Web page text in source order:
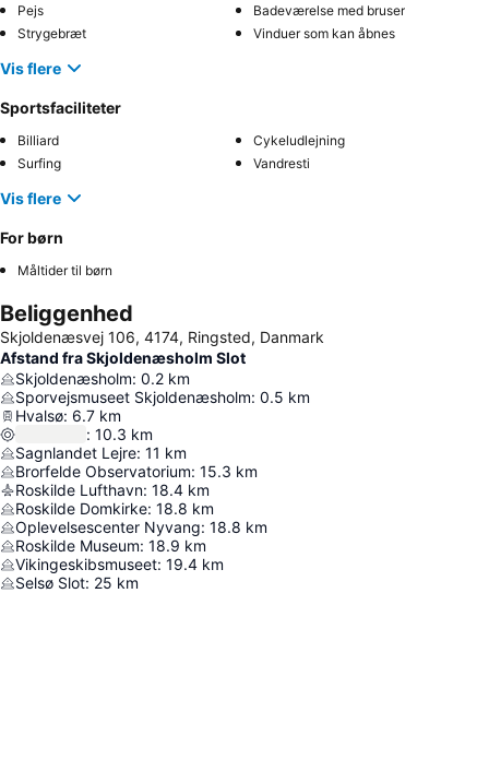
Pejs
Badeværelse med bruser
Strygebræt
Vinduer som kan åbnes
Vis flere
Sportsfaciliteter
Billiard
Cykeludlejning
Surfing
Vandresti
Vis flere
For børn
Måltider til børn
Beliggenhed
Skjoldenæsvej 106, 4174, Ringsted, Danmark
Afstand fra Skjoldenæsholm Slot
Skjoldenæsholm: 0.2 km
Sporvejsmuseet Skjoldenæsholm: 0.5 km
Hvalsø: 6.7 km
: 10.3 km
Sagnlandet Lejre: 11 km
Brorfelde Observatorium: 15.3 km
Roskilde Lufthavn: 18.4 km
Roskilde Domkirke: 18.8 km
Oplevelsescenter Nyvang: 18.8 km
Roskilde Museum: 18.9 km
Vikingeskibsmuseet: 19.4 km
Selsø Slot: 25 km